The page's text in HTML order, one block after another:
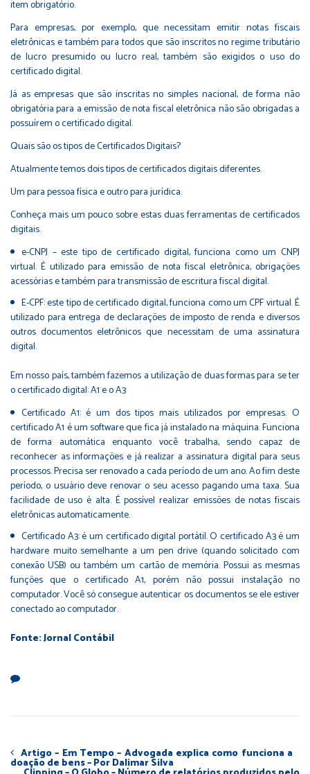
item obrigatório.
Para empresas, por exemplo, que necessitam emitir notas fiscais
eletrônicas e também para todos que são inscritos no regime tributário
de lucro presumido ou lucro real, também são exigidos o uso do
certificado digital.
Já as empresas que são inscritas no simples nacional, de forma não
obrigatória para a emissão de nota fiscal eletrônica não são obrigadas a
possuírem o certificado digital.
Quais são os tipos de Certificados Digitais?
Atualmente temos dois tipos de certificados digitais diferentes.
Um para pessoa física e outro para jurídica.
Conheça mais um pouco sobre estas duas ferramentas de certificados
digitais.
e-CNPJ – este tipo de certificado digital, funciona como um CNPJ
virtual. É utilizado para emissão de nota fiscal eletrônica, obrigações
acessórias e também para transmissão de escritura fiscal digital.
E-CPF: este tipo de certificado digital, funciona como um CPF virtual. É
utilizado para entrega de declarações de imposto de renda e diversos
outros documentos eletrônicos que necessitam de uma assinatura
digital.
Em nosso país, também fazemos a utilização de duas formas para se ter
o certificado digital: A1 e o A3
Certificado A1: é um dos tipos mais utilizados por empresas. O
certificado A1 é um software que fica já instalado na máquina. Funciona
de forma automática enquanto você trabalha, sendo capaz de
reconhecer as informações e já realizar a assinatura digital para seus
processos. Precisa ser renovado a cada período de um ano. Ao fim deste
período, o usuário deve renovar o seu acesso pagando uma taxa. Sua
facilidade de uso é alta. É possível realizar emissões de notas fiscais
eletrônicas automaticamente.
Certificado A3: é um certificado digital portátil. O certificado A3 é um
hardware muito semelhante a um pen drive (quando solicitado com
conexão USB) ou também um cartão de memória. Possui as mesmas
funções que o certificado A1, porém não possui instalação no
computador. Você só consegue autenticar os documentos se ele estiver
conectado ao computador.
Fonte: Jornal Contábil
Artigo – Em Tempo – Advogada explica como funciona a
doação de bens – Por Dalimar Silva